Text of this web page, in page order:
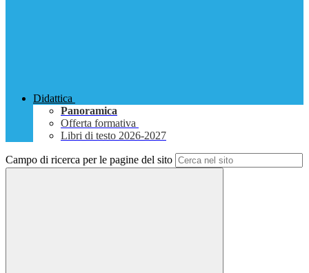
Didattica
Panoramica
Offerta formativa
Libri di testo 2026-2027
Campo di ricerca per le pagine del sito